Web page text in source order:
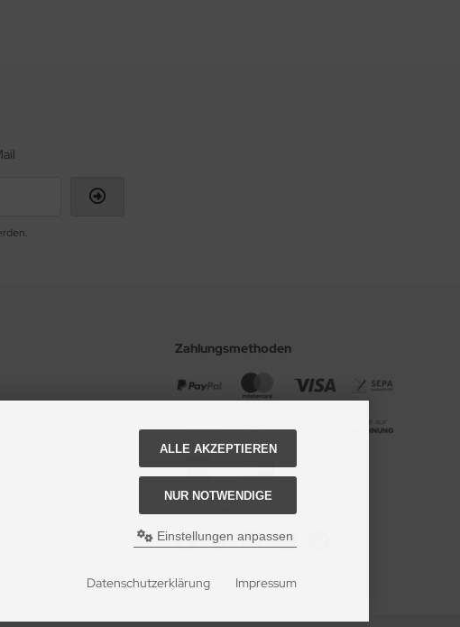
Zahlungsmethoden
ALLE AKZEPTIEREN
NUR NOTWENDIGE
Einstellungen anpassen
Datenschutzerklärung Impressum